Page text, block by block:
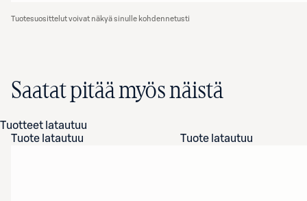
Tuotesuosittelut voivat näkyä sinulle kohdennetusti
Saatat pitää myös näistä
Tuotteet latautuu
Tuote latautuu
Tuote latautuu